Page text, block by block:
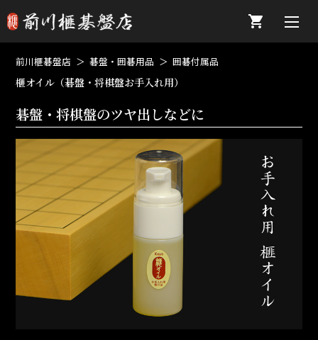
前川榧碁盤店 碁盤・囲碁用品 囲碁付属品
榧オイル（碁盤・将棋盤お手入れ用）
碁盤・将棋盤のツヤ出しなどに